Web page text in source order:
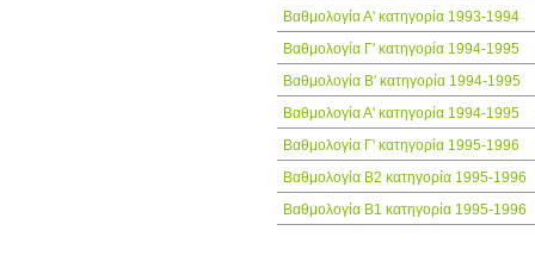
Βαθμολογία Α' κατηγορία 1993-1994
Βαθμολογία Γ' κατηγορία 1994-1995
Βαθμολογία Β' κατηγορία 1994-1995
Βαθμολογία Α' κατηγορία 1994-1995
Βαθμολογία Γ' κατηγορία 1995-1996
Βαθμολογία Β2 κατηγορία 1995-1996
Βαθμολογία Β1 κατηγορία 1995-1996